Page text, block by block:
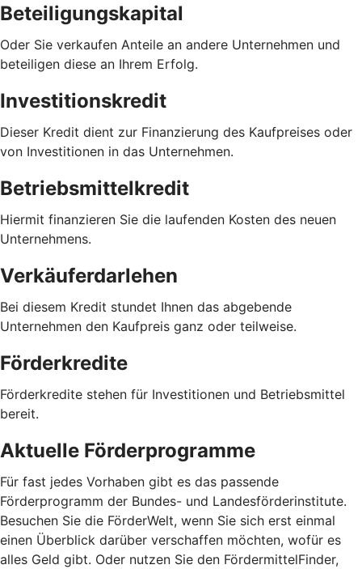
Beteiligungskapital
Oder Sie verkaufen Anteile an andere Unternehmen und
beteiligen diese an Ihrem Erfolg.
Investitionskredit
Dieser Kredit dient zur Finanzierung des Kaufpreises oder
von Investitionen in das Unternehmen.
Betriebsmittelkredit
Hiermit finanzieren Sie die laufenden Kosten des neuen
Unternehmens.
Verkäuferdarlehen
Bei diesem Kredit stundet Ihnen das abgebende
Unternehmen den Kaufpreis ganz oder teilweise.
Förderkredite
Förderkredite stehen für Investitionen und Betriebsmittel
bereit.
Aktuelle Förderprogramme
Für fast jedes Vorhaben gibt es das passende
Förderprogramm der Bundes- und Landesförderinstitute.
Besuchen Sie die FörderWelt, wenn Sie sich erst einmal
einen Überblick darüber verschaffen möchten, wofür es
alles Geld gibt. Oder nutzen Sie den FördermittelFinder,